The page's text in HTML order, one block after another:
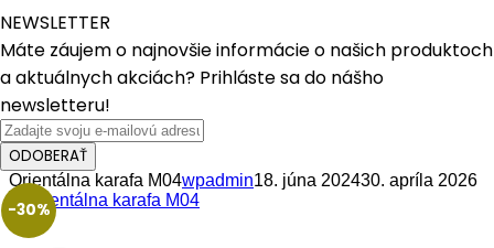
NEWSLETTER
Máte záujem o najnovšie informácie o našich produktoch
a aktuálnych akciách? Prihláste sa do nášho
newsletteru!
ODOBERAŤ
Orientálna karafa M04wpadmin18. júna 202430. apríla 2026
-30%